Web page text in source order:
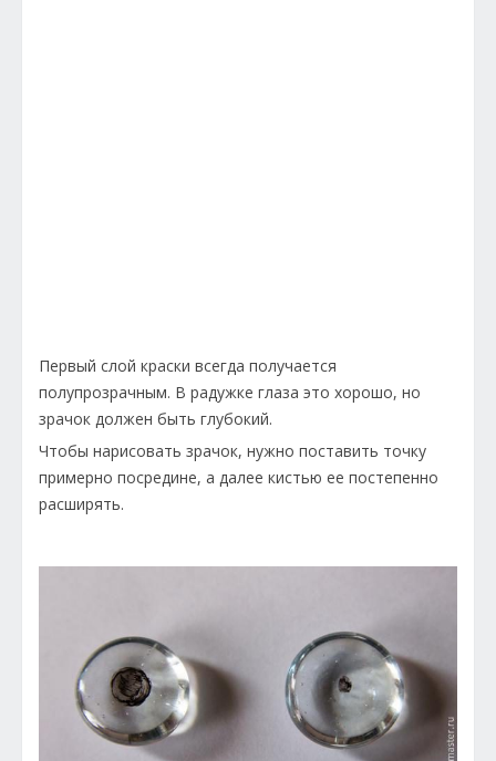
Первый слой краски всегда получается
полупрозрачным. В радужке глаза это хорошо, но
зрачок должен быть глубокий.
Чтобы нарисовать зрачок, нужно поставить точку
примерно посредине, а далее кистью ее постепенно
расширять.